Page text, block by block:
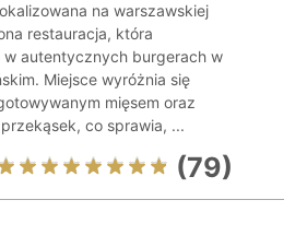
na warszawskiej
restauracja, która
w autentycznych burgerach w
Miejsce wyróżnia się
mięsem oraz
co sprawia, ...
(79)